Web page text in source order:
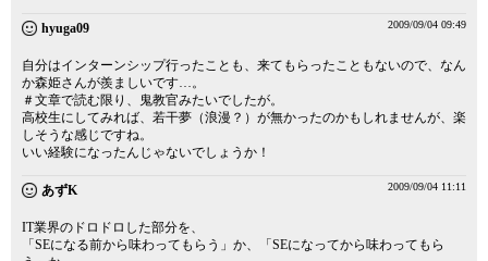
hyuga09 2009/09/04 09:49
自分はインターンシップ行ったことも、来てもらったこともないので、なん
か森姫さんが羨ましいです…。
＃文章で読む限り、鬼教官みたいでしたが。
高校生にしてみれば、若干夢（浪漫？）が無かったのかもしれませんが、楽
しそうな感じですね。
いい経験になったんじゃないでしょうか！
あずK 2009/09/04 11:11
IT業界のドロドロした部分を、
「SEになる前から味わってもらう」か、「SEになってから味わってもら